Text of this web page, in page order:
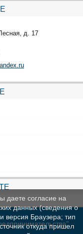
д. 17
даете согласие на
данных (сведения о
версия Браузера; тип
откуда пришел